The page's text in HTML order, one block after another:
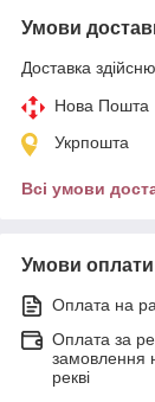
Умови
Доставка
Нова Пошта
Укрпошта
Всі умови
Умови оплати
Оплата на
Оплата за
замовлення
рекві